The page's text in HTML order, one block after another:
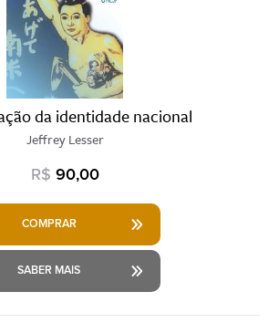
da identidade nacional
Jeffrey Lesser
R$ 90,00
COMPRAR
SABER MAIS